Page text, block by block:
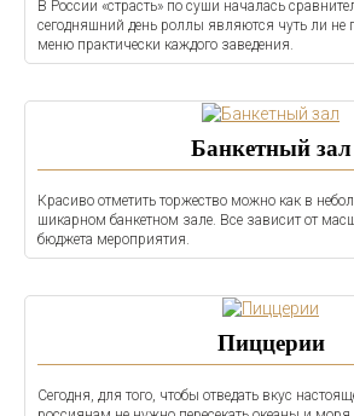
В России «страсть» по суши началась
сегодняшний день роллы являются чуть ли
меню практически каждого заведения.
Банкетный зал
Красиво отметить торжество можно как в
шикарном банкетном зале. Все зависит от
бюджета мероприятия.
Пиццерии
Сегодня, для того, чтобы отведать вкус